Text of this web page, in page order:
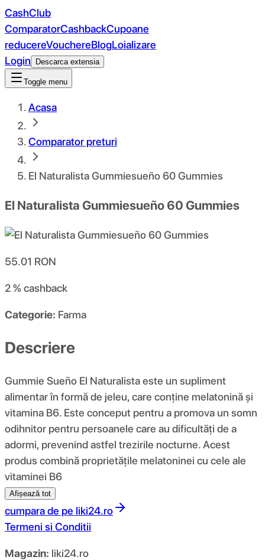
CashClub
ComparatorCashbackCupoane
reducereVouchereBlogLoializare
Login
Descarca extensia
Toggle menu
Acasa
Comparator preturi
El Naturalista Gummiesueño 60 Gummies
El Naturalista Gummiesueño 60 Gummies
55.01 RON
2 %cashback
Categorie: Farma
Descriere
Gummie Sueño El Naturalista este un supliment
alimentar în formă de jeleu, care conține melatonină și
vitamina B6. Este conceput pentru a promova un somn
odihnitor pentru persoanele care au dificultăți de a
adormi, prevenind astfel trezirile nocturne. Acest
produs combină proprietățile melatoninei cu cele ale
vitaminei B6
Afișează tot
cumpara de pe liki24.ro
Termeni si Conditii
Magazin: liki24.ro